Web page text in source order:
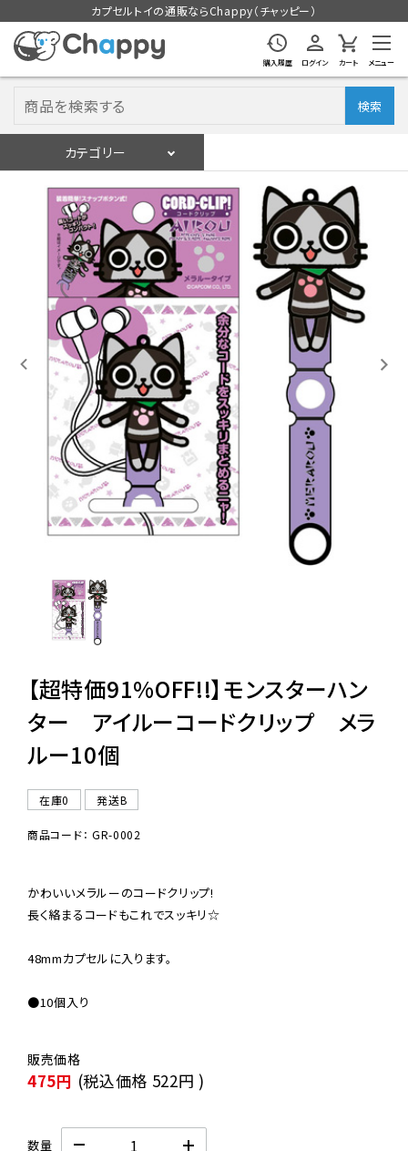
カプセルトイの通販ならChappy（チャッピー）
購入履歴 ログイン カート メニュー
検索
カテゴリー
ログイン 会員登録
入荷スケジュールをチェック
カプセルトイマシン本体
カプセルトイ
販促用空カプセル
レンタル
景品・玩具・文具
販促用カプセルトイ
06-6282-7659
【超特価91%OFF!!】モンスターハン
ター アイルーコードクリップ メラ
ルー10個
在庫0 発送B
商品コード： GR-0002
かわいいメラルーのコードクリップ!
長く絡まるコードもこれでスッキリ☆
48mmカプセルに入ります。
●10個入り
475円 (税込価格 522円 )
数量